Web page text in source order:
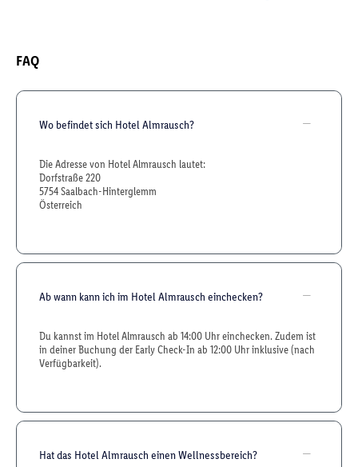
FAQ
Wo befindet sich Hotel Almrausch?
Die Adresse von Hotel Almrausch lautet:
Dorfstraße 220
5754 Saalbach-Hinterglemm
Österreich
Ab wann kann ich im Hotel Almrausch einchecken?
Du kannst im Hotel Almrausch ab 14:00 Uhr einchecken. Zudem ist
in deiner Buchung der Early Check-In ab 12:00 Uhr inklusive (nach
Verfügbarkeit).
Hat das Hotel Almrausch einen Wellnessbereich?